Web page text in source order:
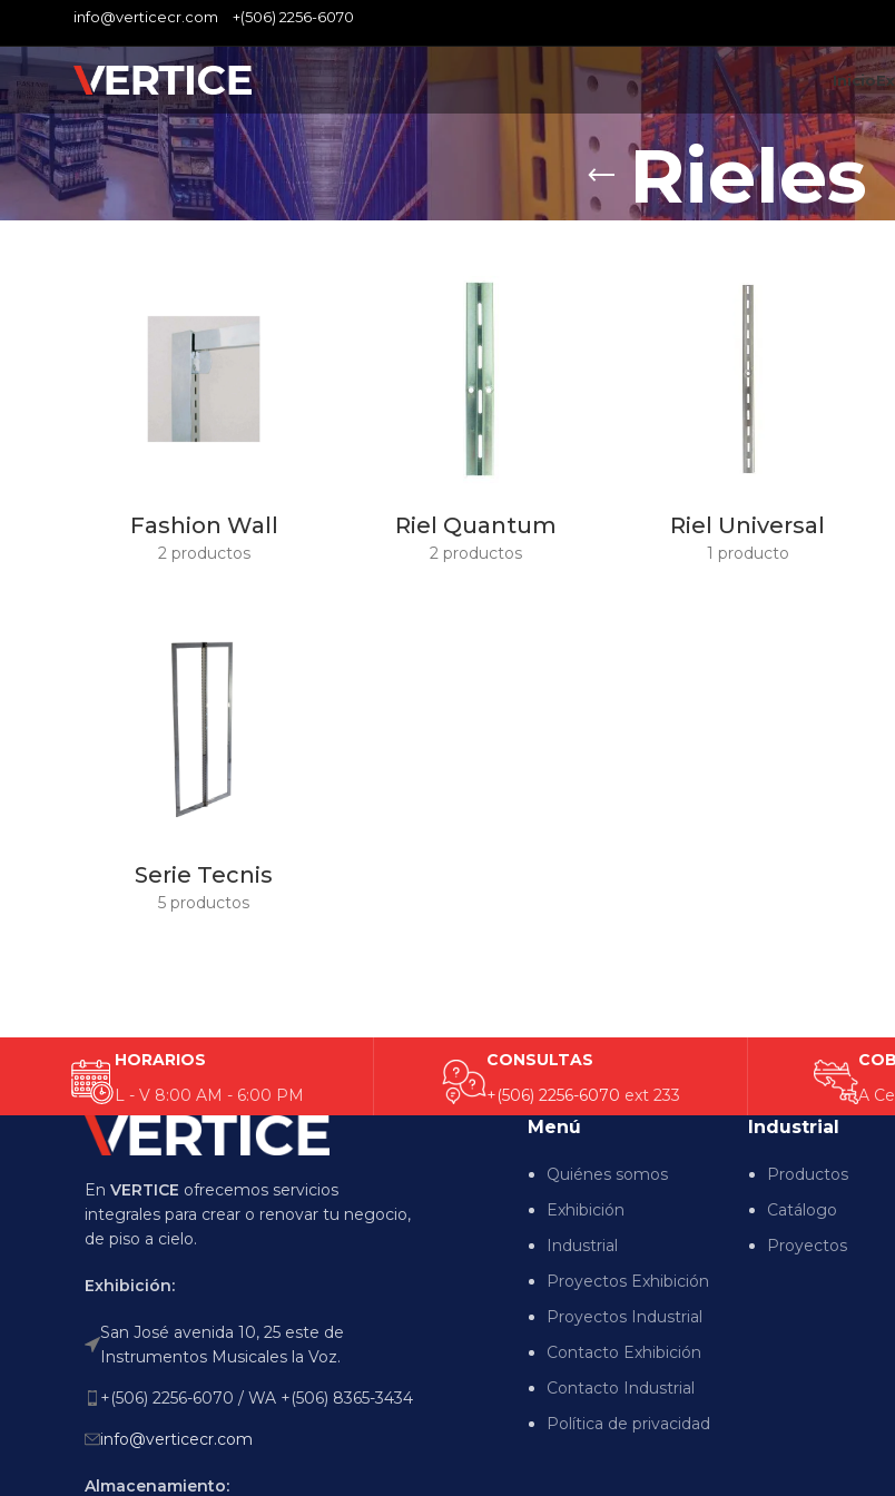
info@verticecr.com +(506) 2256-6070
Inicio
Rieles
Fashion Wall
2 productos
Riel Quantum
2 productos
Riel Universal
1 producto
Serie Tecnis
5 productos
HORARIOS
L - V 8:00 AM - 6:00 PM
CONSULTAS
+(506) 2256-6070 ext 233
A
En VERTICE ofrecemos servicios
integrales para crear o renovar tu negocio,
de piso a cielo.
Exhibición:
San José avenida 10, 25 este de
Instrumentos Musicales la Voz.
+(506) 2256-6070 / WA +(506) 8365-3434
info@verticecr.com
Almacenamiento:
Menú
Quiénes somos
Exhibición
Industrial
Proyectos Exhibición
Proyectos Industrial
Contacto Exhibición
Contacto Industrial
Política de privacidad
Industrial
Productos
Catálogo
Proyectos